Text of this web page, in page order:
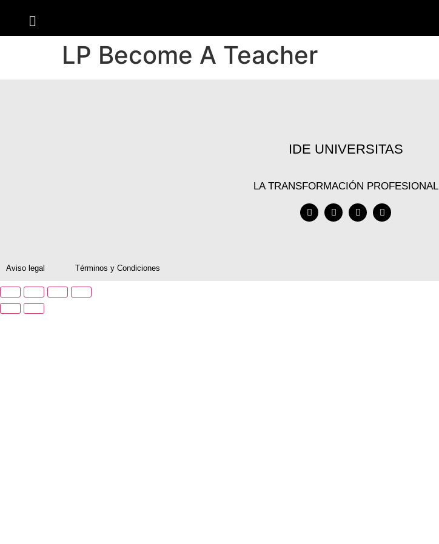
LP Become A Teacher
IDE UNIVERSITAS
LA TRANSFORMACIÓN PROFESIONAL
Aviso legal Términos y Condiciones